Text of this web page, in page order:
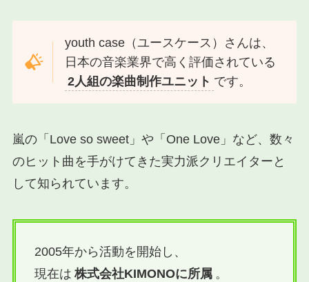
youth case（ユースケース）さんは、
日本の音楽業界で高く評価されている
2人組の楽曲制作ユニット です。
嵐の「Love so sweet」や「One Love」など、数々
のヒット曲を手がけてきた実力派クリエイターと
して知られています。
2005年から活動を開始し、
現在は 株式会社KIMONOに所属 。